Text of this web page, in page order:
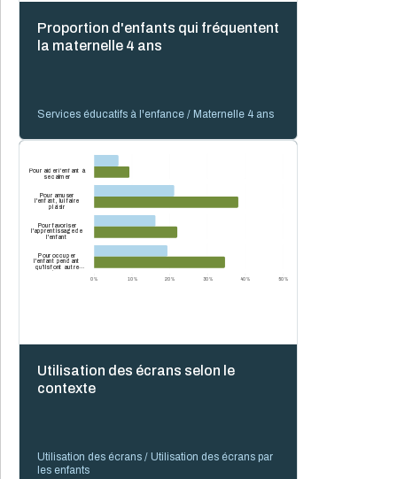
Proportion d'enfants qui fréquentent
la maternelle 4 ans
Services éducatifs à l'enfance / Maternelle 4 ans
0 % 10 % 20 % 30 % 40 % 50 %
Pour aider l'enfant à
se calmer
Pour amuser
l'enfant, lui faire
plaisir
Pour favoriser
l'apprentissage de
l'enfant
Pour occuper
l'enfant pendant
qu'ils font autre
chose
Utilisation des écrans selon le
contexte
Utilisation des écrans / Utilisation des écrans par
les enfants